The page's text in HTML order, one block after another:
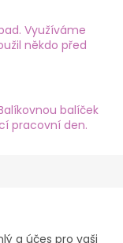
Využíváme
někdo před
balíček
pracovní den.
a účes pro vaši